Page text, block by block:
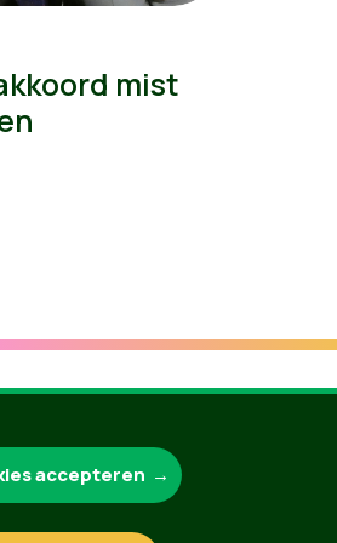
mist
Groen.be
accepteren